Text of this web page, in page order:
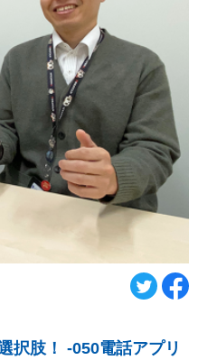
択肢！ -050電話アプリ